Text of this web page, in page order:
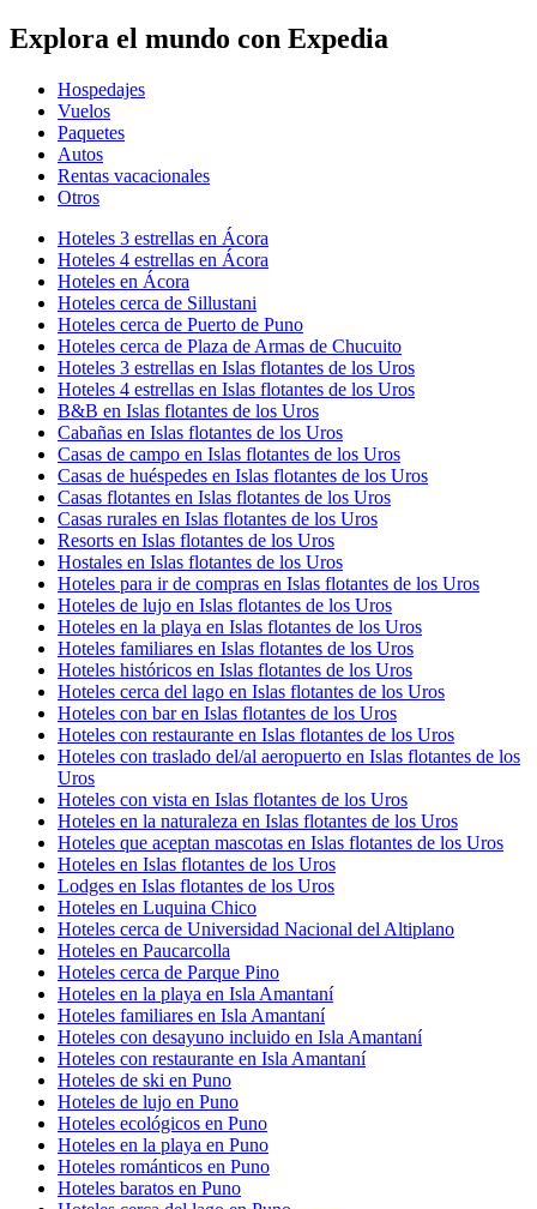
Explora el mundo con Expedia
Hospedajes
Vuelos
Paquetes
Autos
Rentas vacacionales
Otros
Hoteles 3 estrellas en Ácora
Hoteles 4 estrellas en Ácora
Hoteles en Ácora
Hoteles cerca de Sillustani
Hoteles cerca de Puerto de Puno
Hoteles cerca de Plaza de Armas de Chucuito
Hoteles 3 estrellas en Islas flotantes de los Uros
Hoteles 4 estrellas en Islas flotantes de los Uros
B&B en Islas flotantes de los Uros
Cabañas en Islas flotantes de los Uros
Casas de campo en Islas flotantes de los Uros
Casas de huéspedes en Islas flotantes de los Uros
Casas flotantes en Islas flotantes de los Uros
Casas rurales en Islas flotantes de los Uros
Resorts en Islas flotantes de los Uros
Hostales en Islas flotantes de los Uros
Hoteles para ir de compras en Islas flotantes de los Uros
Hoteles de lujo en Islas flotantes de los Uros
Hoteles en la playa en Islas flotantes de los Uros
Hoteles familiares en Islas flotantes de los Uros
Hoteles históricos en Islas flotantes de los Uros
Hoteles cerca del lago en Islas flotantes de los Uros
Hoteles con bar en Islas flotantes de los Uros
Hoteles con restaurante en Islas flotantes de los Uros
Hoteles con traslado del/al aeropuerto en Islas flotantes de los
Uros
Hoteles con vista en Islas flotantes de los Uros
Hoteles en la naturaleza en Islas flotantes de los Uros
Hoteles que aceptan mascotas en Islas flotantes de los Uros
Hoteles en Islas flotantes de los Uros
Lodges en Islas flotantes de los Uros
Hoteles en Luquina Chico
Hoteles cerca de Universidad Nacional del Altiplano
Hoteles en Paucarcolla
Hoteles cerca de Parque Pino
Hoteles en la playa en Isla Amantaní
Hoteles familiares en Isla Amantaní
Hoteles con desayuno incluido en Isla Amantaní
Hoteles con restaurante en Isla Amantaní
Hoteles de ski en Puno
Hoteles de lujo en Puno
Hoteles ecológicos en Puno
Hoteles en la playa en Puno
Hoteles románticos en Puno
Hoteles baratos en Puno